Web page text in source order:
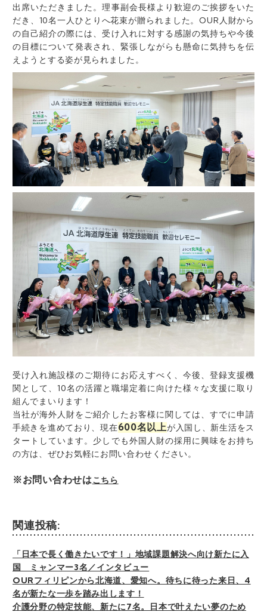
出席いただきました。理事副会長様より歓迎のご挨拶をいた
だき、10名一人ひとりへ花束が贈られました。OUR人財から
の自己紹介の際には、受け入れに対する感謝の気持ちや今後
の目標について発表され、緊張しながらも懸命に気持ちを伝
えようとする姿が見られました。
受け入れ施設様のご期待にお応えすべく、今後、登録支援機
関として、10名の活躍と職場定着に向けた様々な支援に取り
組んでまいります！
当社が海外人財をご紹介したお客様に関しては、すでに申請
手続きを進めており、現在600名以上が入国し、新生活をス
タートしています。少しでも外国人財の採用に興味をお持ち
の方は、ぜひお気軽にお問い合わせください。
※お問い合わせはこちら
関連投稿:
「日本で長く働きたいです！」地域課題解決へ向け新たに入
国 ミャンマー3名／インタビュー
OURフィリピンから北海道、愛知へ。待ちに待った来日、4
名が新たな一歩を踏み出します！
介護分野の特定技能、新たに7名。日本で叶えたい夢のため